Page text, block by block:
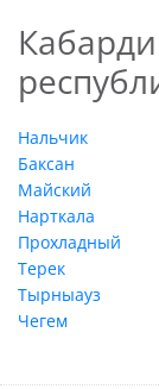
Нальчик
Баксан
Майский
Нарткала
Прохладный
Терек
Тырныауз
Чегем